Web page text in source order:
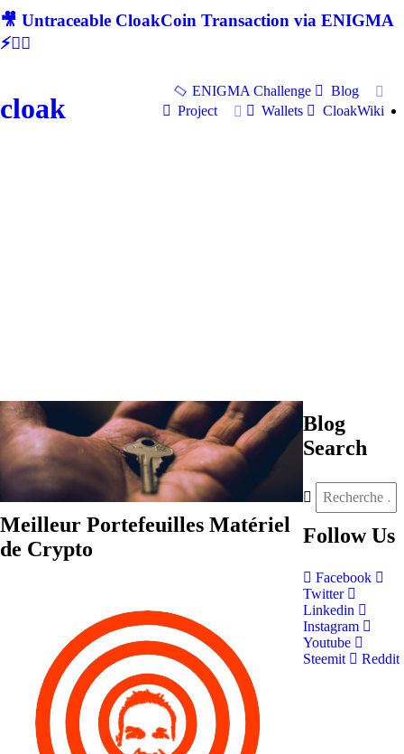
🎥 Untraceable CloakCoin Transaction via ENIGMA
⚡🕵‍♂
cloak
ENIGMA Challenge
Blog
Project
Wallets CloakWiki
Meilleur Portefeuilles Matériel
de Crypto
Blog
Search
Follow Us
Facebook
Twitter
Linkedin
Instagram
Youtube
Steemit
Reddit